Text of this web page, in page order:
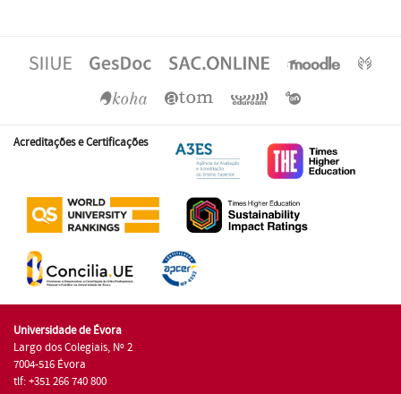
Acreditações e Certificações
Universidade de Évora
Largo dos Colegiais, Nº 2
7004-516 Évora
tlf: +351 266 740 800